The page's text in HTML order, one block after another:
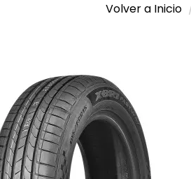
Volver a Inicio